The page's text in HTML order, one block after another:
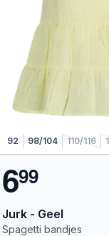
92 98/104 110/116
699
Jurk - Geel
Spagetti bandjes